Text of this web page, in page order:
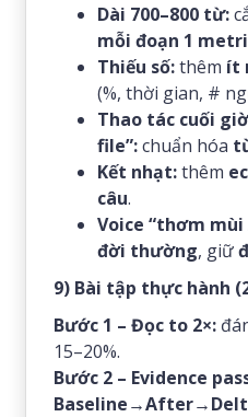
Dài 700–800 từ:
mỗi đoạn 1
Thiếu số:thêm ít
(%, thời gian, #
Thao tác cuối
file”:chuẩn hóa
Kết nhạt:thêm
câu.
Voice “thơm mùi
đời thường, giữ
9) Bài tập thực hành
Bước 1 – Đọc to 2×:
15–20%.
Bước 2 – Evidence